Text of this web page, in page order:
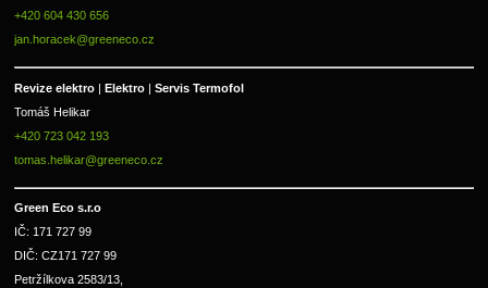
+420 604 430 656
jan.horacek@greeneco.cz
Revize elektro | Elektro | Servis Termofol
Tomáš Helikar
+420 723 042 193
tomas.helikar@greeneco.cz
Green Eco s.r.o
IČ: 171 727 99
DIČ: CZ171 727 99
Petržílkova 2583/13,